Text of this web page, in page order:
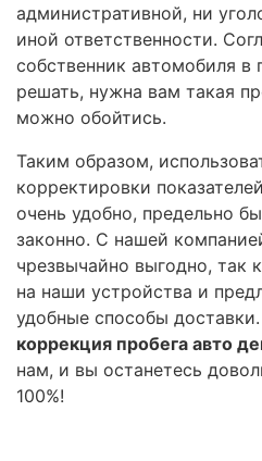
административной, ни
иной ответственности.
собственник автомобиля в
решать, нужна вам такая
можно обойтись.
Таким образом,
корректировки
очень удобно, предельно
законно. С нашей
чрезвычайно выгодно, так
на наши устройства и
удобные способы
коррекция пробега авто
нам, и вы останетесь
100%!